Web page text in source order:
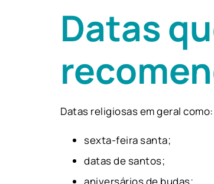
Datas
Datas religiosas em geral como:
sexta-feira santa;
datas de santos;